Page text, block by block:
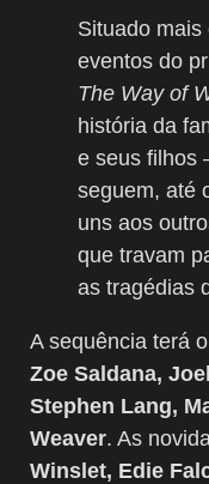
Situado
eventos do
The Way of
história da
e seus filhos
seguem, até
uns aos
que travam
as tragédias
A sequência terá
Zoe Saldana,
Stephen Lang,
Weaver. As
Winslet, Edie